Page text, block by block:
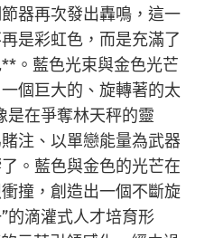
器再次發出轟鳴，這一
是彩虹色，而是充滿了
。藍色光束與金色光芒
個巨大的、旋轉著的太
是在爭奪林天秤的靈
注、以單戀能量為武器
。藍色與金色的光芒在
撞，創造出一個不斷旋
的滴灌式人才培育形